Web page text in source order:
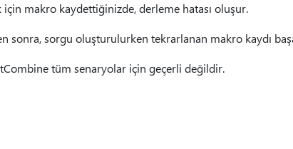
makro kaydettiğinizde, derleme hatası oluşur.
sonra, sorgu oluşturulurken tekrarlanan makro kaydı
tüm senaryolar için geçerli değildir.